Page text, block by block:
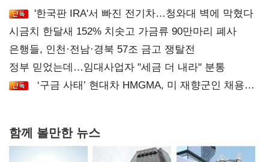
'한국판 IRA'서 빠진 전기차…청와대 벽에 막혔다
시금치 한달새 152% 치솟고 가금류 90만마리 폐사
은행들, 인천·전남·경북 57조 금고 쟁탈전
정부 믿었는데…임대사업자 "세금 더 내라" 분통
‘구금 사태’ 현대차 HMGMA, 미 재향군인 채용
함께 볼만한 뉴스